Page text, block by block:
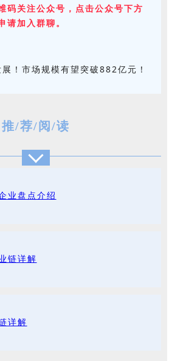
码关注公众号，点击公众号下方
请加入群聊。
推/荐/阅/读
业盘点介绍
链详解
详解